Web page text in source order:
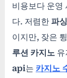
비용보다 운영
다. 저렴한 파
이지만, 잦은
루션 카지노
api는 카지노